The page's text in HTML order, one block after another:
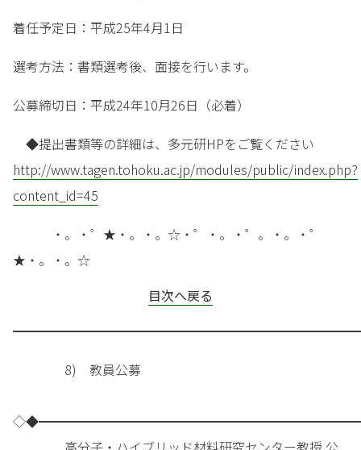
着任予定日：平成25年4月1日
選考方法：書類選考後、面接を行います。
公募締切日：平成24年10月26日（必着）
◆提出書類等の詳細は、多元研HPをご覧ください
http://www.tagen.tohoku.ac.jp/modules/public/index.php?
content_id=45
・。・゜★・。・。☆・゜・。・゜。・。・゜
★・。・。☆
目次へ戻る
8) 教員公募